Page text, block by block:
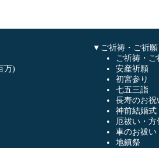
万)
▼ご祈祷・ご祈願
ご祈祷・ご
安産祈願
初宮参り
七五三詣
長寿のお祝
神前結婚式
厄祓い・方
車のお祓い
地鎮祭